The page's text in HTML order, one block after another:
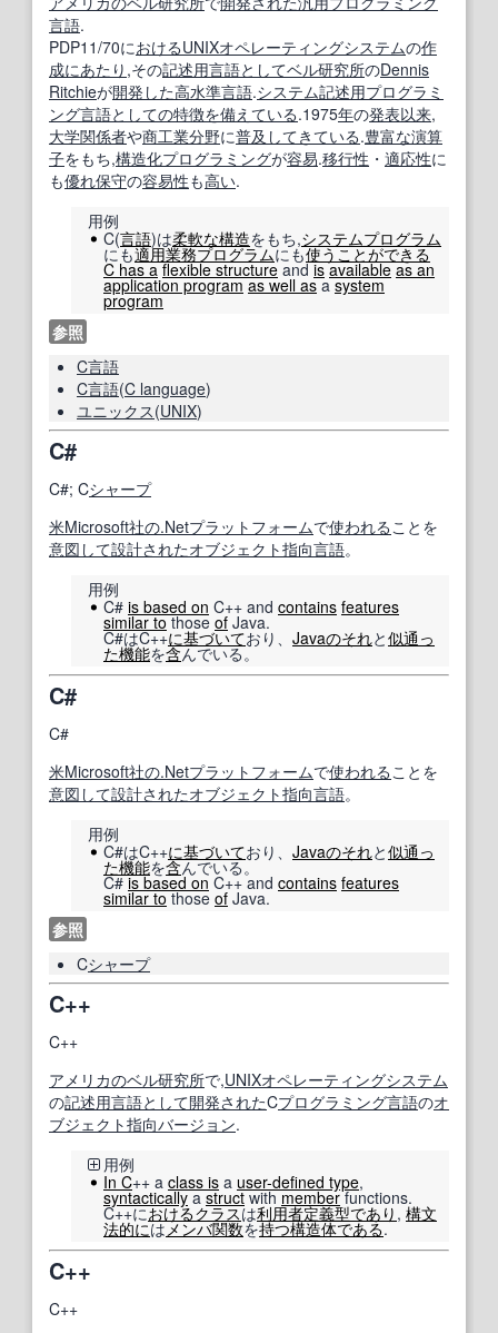
言語.
PDP11/70におけるUNIXオペレーティングシステムの作
成にあたり ,その記述用言語としてベル研究所のDennis
Ritchieが開発した高水準言語.システム記述用プログラミ
ング言語としての特徴を備えている.1975年の発表以来,
大学関係者や商工業分野に普及 してき ている.豊富な演算
子をもち,構造化プログラミングが容易.移行性 ・ 適応性に
も優れ保守の容易性も高い.
用例
C(言語)は柔軟な構造をもち,システムプログラム
にも適用業務プログラムにも使うことができる
C has a flexible structureandis available as an
application program as well asasystem
program
参照
C言語
C言語(C language)
ユニックス(UNIX)
C#
C#; Cシャープ
米Microsoft社の.Netプラットフォームで使われる ことを
意図して設計されたオブジェクト指向言語。
用例
C# is based on C++ and contains features
similar tothose of Java.
C#はC++に基づいており、 Javaのそれと似通っ
た機能を含んでいる。
C#
C#
米Microsoft社の.Netプラットフォームで使われる ことを
意図して設計されたオブジェクト指向言語。
用例
C#はC++に基づいており、 Javaのそれと似通っ
た機能を含んでいる。
C#is based on C++ and contains features
similar tothose of Java.
参照
Cシャープ
C++
C++
アメリカのベル研究所で,UNIXオペレーティングシステム
の記述用言語として開発されたCプログラミング言語のオ
ブジェクト指向バージョン.
用例
In C++ a class is a user-defined type,
syntacticallyastructwithmemberfunctions.
C++におけるクラスは利用者定義型であり , 構文
法的にはメンバ関数を持つ構造体である.
C++
C++